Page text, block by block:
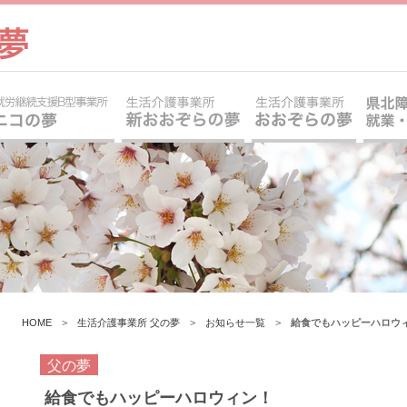
HOME > 生活介護事業所 父の夢 > お知らせ一覧 > 給食でもハッピーハロウ
父の夢
給食でもハッピーハロウィン！